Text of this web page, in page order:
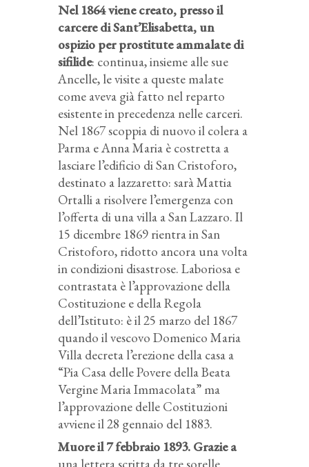
Nel 1864 viene creato, presso il
carcere di Sant’Elisabetta, un
ospizio per prostitute ammalate di
sifilide: continua, insieme alle sue
Ancelle, le visite a queste malate
come aveva già fatto nel reparto
esistente in precedenza nelle carceri.
Nel 1867 scoppia di nuovo il colera a
Parma e Anna Maria è costretta a
lasciare l’edificio di San Cristoforo,
destinato a lazzaretto: sarà Mattia
Ortalli a risolvere l’emergenza con
l’offerta di una villa a San Lazzaro. Il
15 dicembre 1869 rientra in San
Cristoforo, ridotto ancora una volta
in condizioni disastrose. Laboriosa e
contrastata è l’approvazione della
Costituzione e della Regola
dell’Istituto: è il 25 marzo del 1867
quando il vescovo Domenico Maria
Villa decreta l’erezione della casa a
“Pia Casa delle Povere della Beata
Vergine Maria Immacolata” ma
l’approvazione delle Costituzioni
avviene il 28 gennaio del 1883.
Muore il 7 febbraio 1893. Grazie a
una lettera scritta da tre sorelle